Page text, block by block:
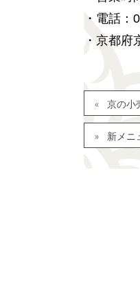
・電話：
・京都府
京の小
新メニ